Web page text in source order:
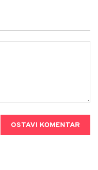
OSTAVI KOMENTAR